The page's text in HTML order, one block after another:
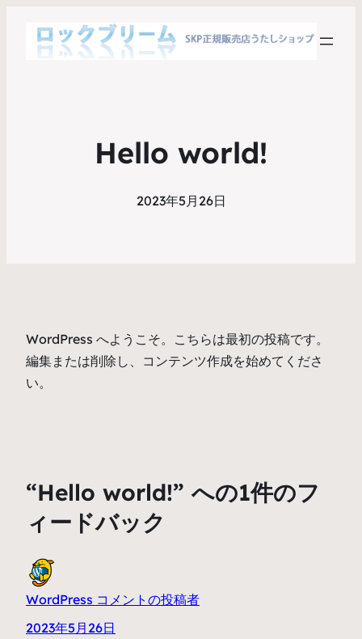
Hello world!
2023年5月26日
WordPress へようこそ。こちらは最初の投稿です。
編集または削除し、コンテンツ作成を始めてくださ
い。
“Hello world!” への1件のフ
ィードバック
WordPress コメントの投稿者
2023年5月26日